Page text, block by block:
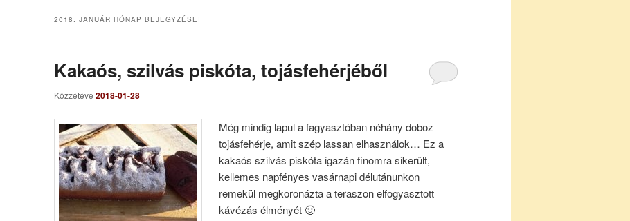
2018. JANUÁR HÓNAP BEJEGYZÉSEI
Kakaós, szilvás piskóta, tojásfehérjéből
Közzétéve 2018-01-28
Még mindig lapul a fagyasztóban néhány doboz
tojásfehérje, amit szép lassan elhasználok… Ez a
kakaós szilvás piskóta igazán finomra sikerült,
kellemes napfényes vasárnapi délutánunkon
remekül megkoronázta a teraszon elfogyasztott
kávézás élményét 🙂